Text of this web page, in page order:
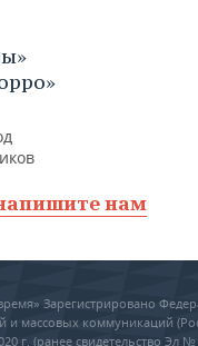
нам
Зарегистрировано
и массовых коммуникаций
г. (ранее свидетельство Эл №